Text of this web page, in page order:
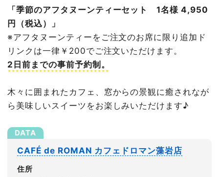
「季節のアフタヌーンティーセット 1名様 4,950
円（税込）」
※アフタヌーンティーをご注文のお席に限り追加ド
リンクは一律￥200でご注文いただけます。
2日前までの事前予約制。
木々に囲まれたカフェ、窓からの景観に癒されなが
ら美味しいスイーツをお楽しみいただけます♪
CAFÉ de ROMAN カフェドロマン藻岩店
住所